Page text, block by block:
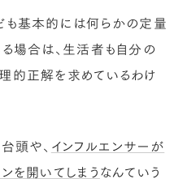
も基本的には何らかの定量
場合は、生活者も自分の
的正解を求めているわけ
頭や、 インフルエンサーが
を開いてしまう なんていう